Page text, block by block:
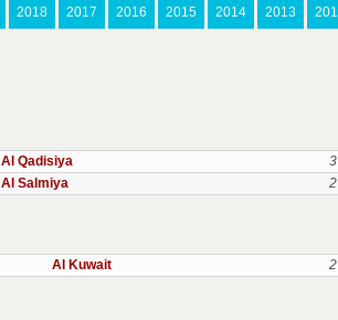
2018 2017 2016 2015 2014 2013
Al Qadisiya
Al Salmiya
Al Kuwait